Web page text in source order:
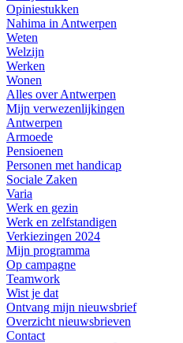
Opiniestukken
Nahima in Antwerpen
Weten
Welzijn
Werken
Wonen
Alles over Antwerpen
Mijn verwezenlijkingen
Antwerpen
Armoede
Pensioenen
Personen met handicap
Sociale Zaken
Varia
Werk en gezin
Werk en zelfstandigen
Verkiezingen 2024
Mijn programma
Op campagne
Teamwork
Wist je dat
Ontvang mijn nieuwsbrief
Overzicht nieuwsbrieven
Contact